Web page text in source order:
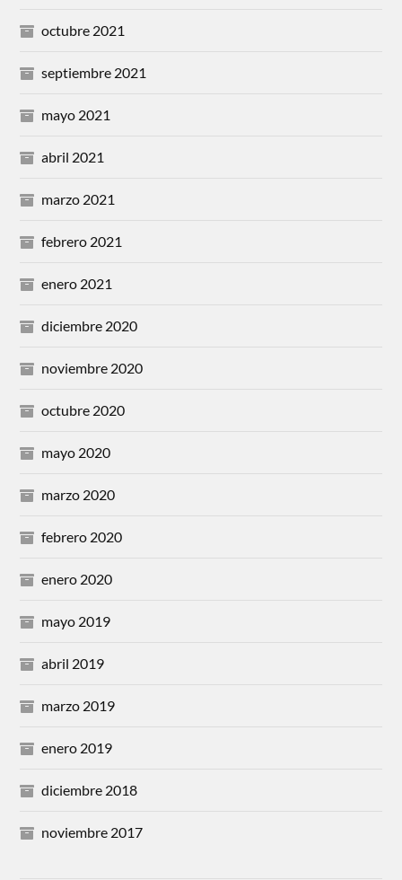
octubre 2021
septiembre 2021
mayo 2021
abril 2021
marzo 2021
febrero 2021
enero 2021
diciembre 2020
noviembre 2020
octubre 2020
mayo 2020
marzo 2020
febrero 2020
enero 2020
mayo 2019
abril 2019
marzo 2019
enero 2019
diciembre 2018
noviembre 2017